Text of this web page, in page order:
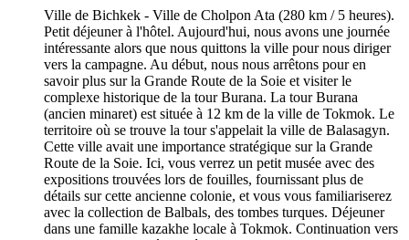
Ville de Bichkek - Ville de Cholpon Ata (280 km / 5 heures).
Petit déjeuner à l'hôtel. Aujourd'hui, nous avons une journée
intéressante alors que nous quittons la ville pour nous diriger
vers la campagne. Au début, nous nous arrêtons pour en
savoir plus sur la Grande Route de la Soie et visiter le
complexe historique de la tour Burana. La tour Burana
(ancien minaret) est située à 12 km de la ville de Tokmok. Le
territoire où se trouve la tour s'appelait la ville de Balasagyn.
Cette ville avait une importance stratégique sur la Grande
Route de la Soie. Ici, vous verrez un petit musée avec des
expositions trouvées lors de fouilles, fournissant plus de
détails sur cette ancienne colonie, et vous vous familiariserez
avec la collection de Balbals, des tombes turques. Déjeuner
dans une famille kazakhe locale à Tokmok. Continuation vers